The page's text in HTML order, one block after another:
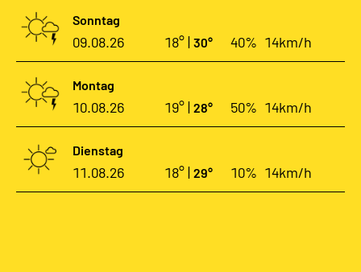
Sonntag
09.08.26 18° | 30° 40% 14km/h
Montag
10.08.26 19° | 28° 50% 14km/h
Dienstag
11.08.26 18° | 29° 10% 14km/h